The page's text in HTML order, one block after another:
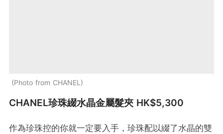
Photo from CHANEL
CHANEL珍珠綴水晶金屬髮夾 HK$5,300
作為珍珠控的你就一定要入手，珍珠配以綴了水晶的雙